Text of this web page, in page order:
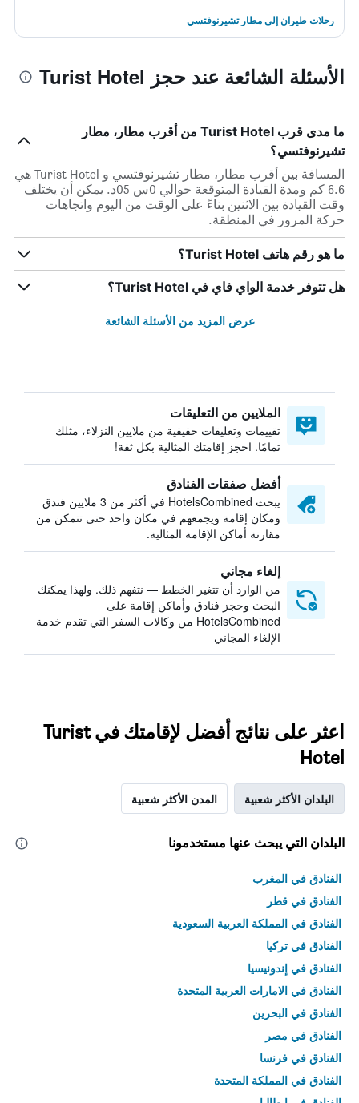
رحلات طيران إلى مطار تشيرنوفتسي
الأسئلة الشائعة عند حجز Turist Hotel
ما مدى قرب Turist Hotel من أقرب مطار، مطار
تشيرنوفتسي؟
المسافة بين أقرب مطار، مطار تشيرنوفتسي و Turist Hotel هي
6.6 كم ومدة القيادة المتوقعة حوالي 0س 05د. يمكن أن يختلف
وقت القيادة بين الاثنين بناءً على الوقت من اليوم واتجاهات
حركة المرور في المنطقة.
ما هو رقم هاتف Turist Hotel؟
هل تتوفر خدمة الواي فاي في Turist Hotel؟
عرض المزيد من الأسئلة الشائعة
الملايين من التعليقات
تقييمات وتعليقات حقيقية من ملايين النزلاء، مثلك
تمامًا. احجز إقامتك المثالية بكل ثقة!
أفضل صفقات الفنادق
يبحث HotelsCombined في أكثر من 3 ملايين فندق
ومكان إقامة ويجمعهم في مكان واحد حتى تتمكن من
مقارنة أماكن الإقامة المثالية.
إلغاء مجاني
من الوارد أن تتغير الخطط — نتفهم ذلك. ولهذا يمكنك
البحث وحجز فنادق وأماكن إقامة على
HotelsCombined من وكالات السفر التي تقدم خدمة
الإلغاء المجاني
اعثر على نتائج أفضل لإقامتك في Turist
Hotel
البلدان الأكثر شعبية المدن الأكثر شعبية
البلدان التي يبحث عنها مستخدمونا
الفنادق في المغرب
الفنادق في قطر
الفنادق في المملكة العربية السعودية
الفنادق في تركيا
الفنادق في إندونيسيا
الفنادق في الامارات العربية المتحدة
الفنادق في البحرين
الفنادق في مصر
الفنادق في فرنسا
الفنادق في المملكة المتحدة